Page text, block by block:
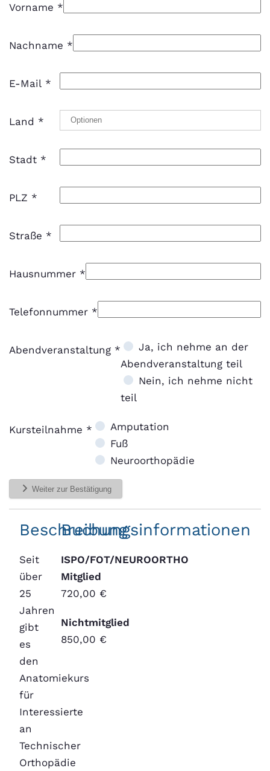
Vorname *
Nachname *
E-Mail *
Land *
Stadt *
PLZ *
Straße *
Hausnummer *
Telefonnummer *
Abendveranstaltung * Abendveranstaltung
Ja, ich nehme an der
Abendveranstaltung teil
Nein, ich nehme nicht
teil
Kursteilnahme * Kursteilnahme
Amputation
Fuß
Neuroorthopädie
Weiter zur Bestätigung
Beschreibung
Seit
über
25
Jahren
gibt
es
den
Anatomiekurs
für
Interessierte
an
Technischer
Orthopädie
Buchungsinformationen
ISPO/FOT/NEUROORTHO
Mitglied
720,00 €
Nichtmitglied
850,00 €